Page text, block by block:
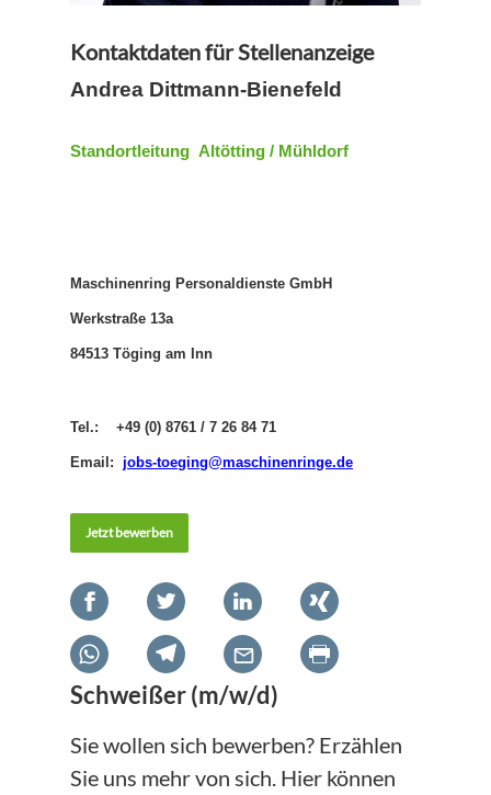
Kontaktdaten für Stellenanzeige
Andrea Dittmann-Bienefeld
Standortleitung Altötting / Mühldorf
Maschinenring Personaldienste GmbH
Werkstraße 13a
84513 Töging am Inn
Tel.: +49 (0) 8761 / 7 26 84 71
Email: jobs-toeging@maschinenringe.de
Jetzt bewerben
Schweißer (m/w/d)
Sie wollen sich bewerben? Erzählen
Sie uns mehr von sich. Hier können